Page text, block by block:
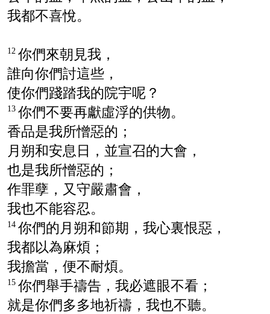
我都不喜悅。
12 你們來朝見我，
誰向你們討這些，
使你們踐踏我的院宇呢？
13 你們不要再獻虛浮的供物。
香品是我所憎惡的；
月朔和安息日，並宣召的大會，
也是我所憎惡的；
作罪孽，又守嚴肅會，
我也不能容忍。
14 你們的月朔和節期，我心裏恨惡，
我都以為麻煩；
我擔當，便不耐煩。
15 你們舉手禱告，我必遮眼不看；
就是你們多多地祈禱，我也不聽。